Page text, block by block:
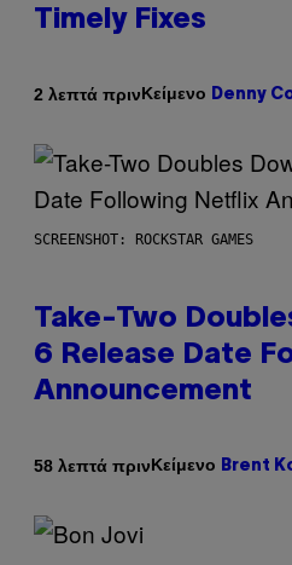
Timely Fixes
2 λεπτά πρινΚείμενο Denny
SCREENSHOT: ROCKSTAR GAMES
Take-Two
6 Release Date
Announcement
58 λεπτά πρινΚείμενο Brent